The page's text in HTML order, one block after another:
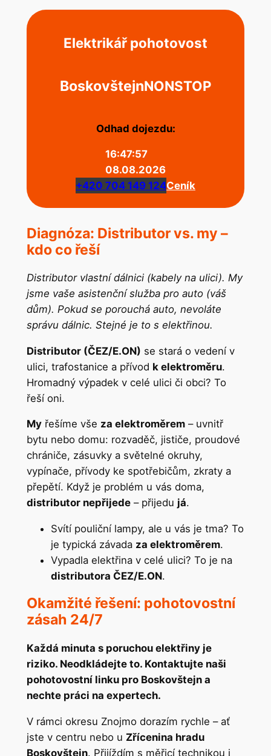
Elektrikář pohotovost
BoskovštejnNONSTOP
Odhad dojezdu:
16:47:57
08.08.2026
+420 704 149 124Ceník
Diagnóza: Distributor vs. my –
kdo co řeší
Distributor vlastní dálnici (kabely na ulici). My
jsme vaše asistenční služba pro auto (váš
dům). Pokud se porouchá auto, nevoláte
správu dálnic. Stejné je to s elektřinou.
Distributor (ČEZ/E.ON) se stará o vedení v
ulici, trafostanice a přívod k elektroměru.
Hromadný výpadek v celé ulici či obci? To
řeší oni.
Myřešíme vše za elektroměrem– uvnitř
bytu nebo domu: rozvaděč, jističe, proudové
chrániče, zásuvky a světelné okruhy,
vypínače, přívody ke spotřebičům, zkraty a
přepětí. Když je problém u vás doma,
distributor nepřijede– přijedu já.
Svítí pouliční lampy, ale u vás je tma? To
je typická závada za elektroměrem.
Vypadla elektřina v celé ulici? To je na
distributora ČEZ/E.ON.
Okamžité řešení: pohotovostní
zásah 24/7
Každá minuta s poruchou elektřiny je
riziko. Neodkládejte to. Kontaktujte naši
pohotovostní linku pro Boskovštejn a
nechte práci na expertech.
V rámci okresu Znojmo dorazím rychle – ať
jste v centru nebo u Zřícenina hradu
Boskovštejn. Přijíždím s měřicí technikou i